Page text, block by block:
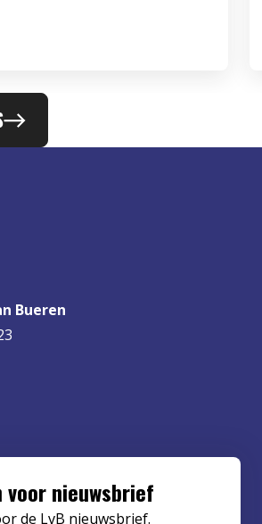
Bueren
voor nieuwsbrief
de LvB nieuwsbrief.